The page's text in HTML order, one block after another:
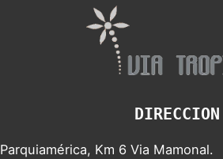
DIRECCION
Parquiamérica, Km 6 Via Mamonal.